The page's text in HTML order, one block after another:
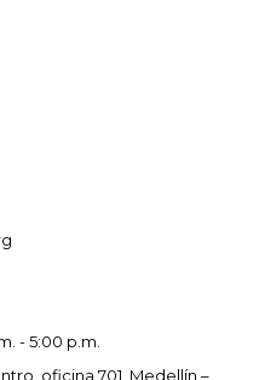
- 5:00 p.m.
oficina 701, Medellín –